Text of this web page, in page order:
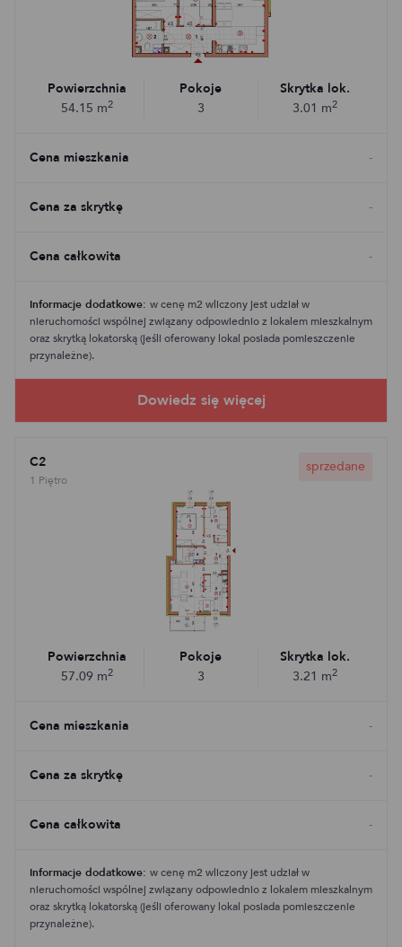
Powierzchnia
54.15 m2
Pokoje
3
Skrytka lok.
3.01 m2
Cena mieszkania -
Cena za skrytkę -
Cena całkowita -
Informacje dodatkowe: w cenę m2 wliczony jest udział w
nieruchomości wspólnej związany odpowiednio z lokalem mieszkalnym
oraz skrytką lokatorską (jeśli oferowany lokal posiada pomieszczenie
przynależne).
C2
1 Piętro
sprzedane
Powierzchnia
57.09 m2
Pokoje
3
Skrytka lok.
3.21 m2
Cena mieszkania -
Cena za skrytkę -
Cena całkowita -
Informacje dodatkowe: w cenę m2 wliczony jest udział w
nieruchomości wspólnej związany odpowiednio z lokalem mieszkalnym
oraz skrytką lokatorską (jeśli oferowany lokal posiada pomieszczenie
przynależne).